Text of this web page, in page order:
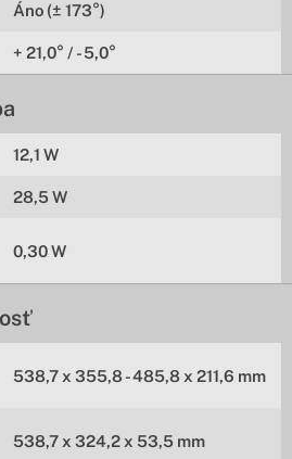
Áno (± 173°)
+ 21,0° / - 5,0°
12,1 W
28,5 W
0,30 W
538,7 x 355,8 - 485,8 x 211,6 mm
538,7 x 324,2 x 53,5 mm